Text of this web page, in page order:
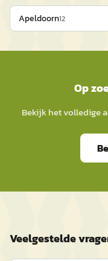
Apeldoorn12
Op
Bekijk het volledige
Veelgestelde